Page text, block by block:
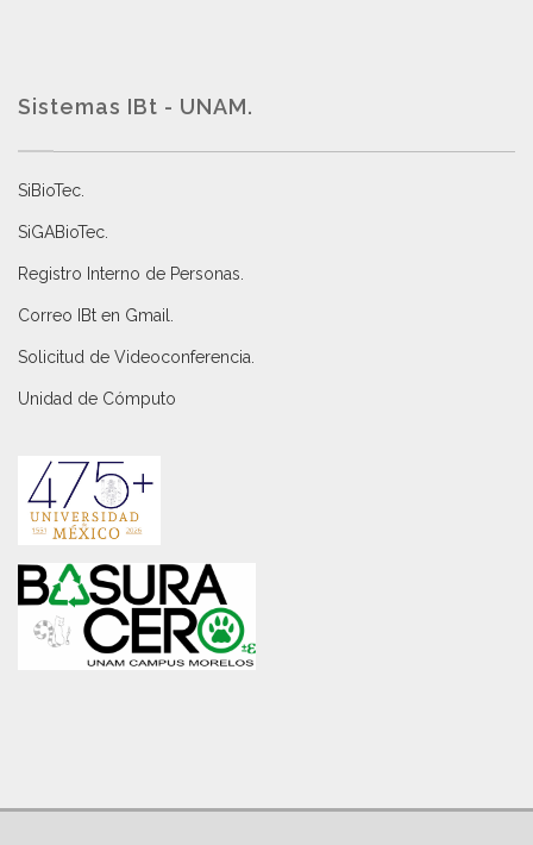
Sistemas IBt - UNAM.
SiBioTec
SiGABioTec.
Registro Interno de Personas
Correo IBt en Gmail
Solicitud de Videoconferencia.
Unidad de Cómputo